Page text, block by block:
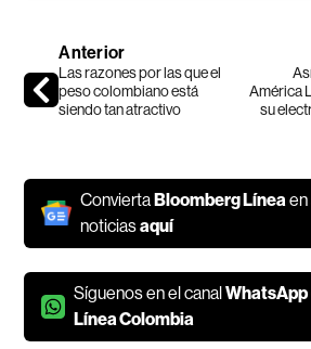
Anterior
Las razones por las que el
peso colombiano está
siendo tan atractivo
América
su
ConviertaBloomberg Línea en
noticiasaquí
Síguenos en el canalWhatsApp
Línea Colombia